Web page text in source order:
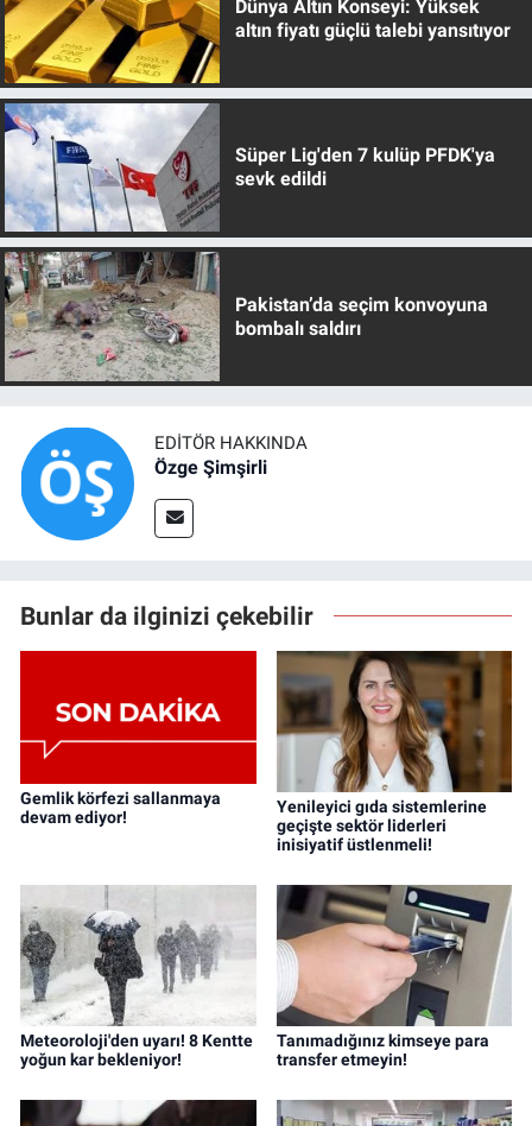
Dünya Altın Konseyi: Yüksek
altın fiyatı güçlü talebi yansıtıyor
Süper Lig'den 7 kulüp PFDK'ya
sevk edildi
Pakistan’da seçim konvoyuna
bombalı saldırı
EDITÖR HAKKINDA
Özge Şimşirli
Bunlar da ilginizi çekebilir
Gemlik körfezi sallanmaya
devam ediyor!
Yenileyici gıda sistemlerine
geçişte sektör liderleri
inisiyatif üstlenmeli!
Meteoroloji'den uyarı! 8 Kentte
yoğun kar bekleniyor!
Tanımadığınız kimseye para
transfer etmeyin!